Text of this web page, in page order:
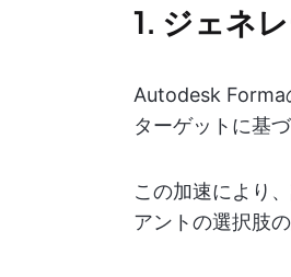
1. ジェネ
Autodesk Forma
ターゲットに基
この加速により
アントの選択肢